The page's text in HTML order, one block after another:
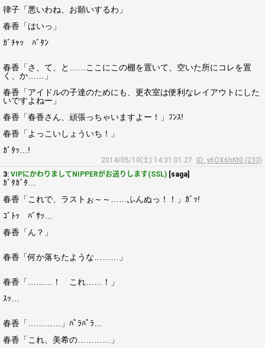
律子「悪いわね、お願いするわ」
春香「はいっ」
ｶﾞﾁｬｯ ﾊﾞﾀﾝ
春香「さ、て、と……ここにこの棚を置いて、空いた所にコレを置
く、か……」
春香「アイドルの子達のためにも、更衣室は便利なレイアウトにした
いですよねー」
春香「春香さん、頑張っちゃいますよー！」ﾌﾝｽ!
春香「よっこいしょういち！」
ｶﾞﾀｯ…!
2014/05/10(土) 14:31:01.27
ID: y6OX6hKt0 (233)
3: VIPにかわりましてNIPPERがお送りします(SSL) [saga]
ｶﾞﾀｶﾞﾀ…
春香「これで、ラストぉ～～……ふんぬっ！！」ｶﾞｯ!
ｺﾞﾄｯ ﾊﾞｻｯ…
春香「ん？」
春香「何か落ちたような………」
春香「………！ これ……！」
ｽｯ…
春香「…………」ﾊﾟﾗﾊﾟﾗ…
春香「これ、美希の…………」